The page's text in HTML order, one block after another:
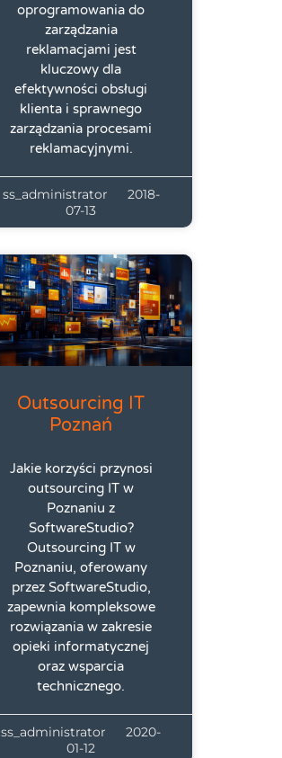
oprogramowania do
zarządzania
reklamacjami jest
kluczowy dla
efektywności obsługi
klienta i sprawnego
zarządzania procesami
reklamacyjnymi.
ss_administrator
2018-
07-13
Outsourcing IT
Poznań
Jakie korzyści przynosi
outsourcing IT w
Poznaniu z
SoftwareStudio?
Outsourcing IT w
Poznaniu, oferowany
przez SoftwareStudio,
zapewnia kompleksowe
rozwiązania w zakresie
opieki informatycznej
oraz wsparcia
technicznego.
ss_administrator
2020-
01-12